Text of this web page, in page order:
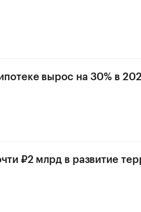
вырос на 30% в
₽2 млрд в развитие